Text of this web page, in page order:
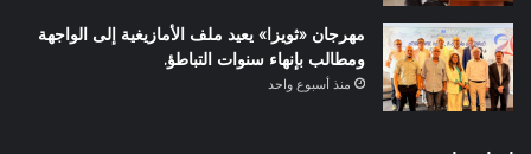
مهرجان «ثويزا» يعيد ملف الأمازيغية إلى الواجهة
ومطالب بإنهاء سنوات التباطؤ.
منذ أسبوع واحد